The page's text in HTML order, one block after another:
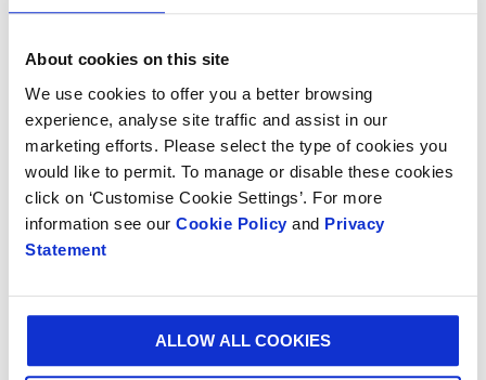
About cookies on this site
We use cookies to offer you a better browsing
experience, analyse site traffic and assist in our
marketing efforts. Please select the type of cookies you
would like to permit. To manage or disable these cookies
click on ‘Customise Cookie Settings’. For more
information see our Cookie Policy and Privacy
Statement
ALLOW ALL COOKIES
Desde la República Checa, Levitating Player, que
protege productos de electrónica de alta calidad
con su exclusivo diseño de embalaje “levitación”.
libros) de Austria fue premiado por su capacidad
para proteger artículos durante el transporte,
reduciendo los daños y dando como resultado